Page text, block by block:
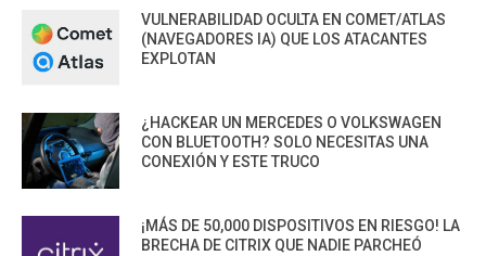
VULNERABILIDAD OCULTA EN COMET/ATLAS
(NAVEGADORES IA) QUE LOS ATACANTES
EXPLOTAN
¿HACKEAR UN MERCEDES O VOLKSWAGEN
CON BLUETOOTH? SOLO NECESITAS UNA
CONEXIÓN Y ESTE TRUCO
¡MÁS DE 50,000 DISPOSITIVOS EN RIESGO! LA
BRECHA DE CITRIX QUE NADIE PARCHEÓ